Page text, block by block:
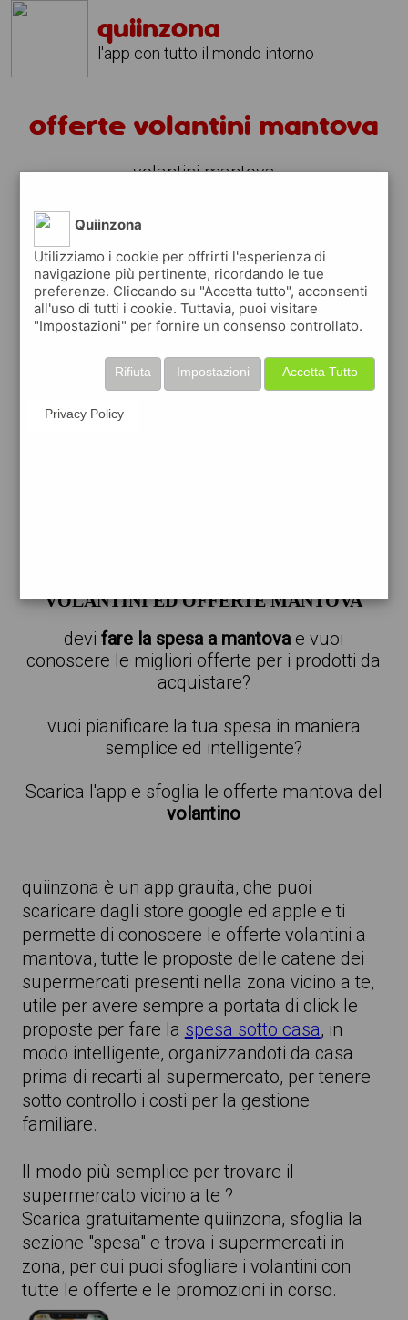
quiinzona
l'app con tutto il mondo intorno
offerte volantini mantova
volantini mantova
sfoglia
gratis volantini dei supermercati a
mantovain modofaciledal tuo cellulare
scopri le offerte in corso nei punti vendita
grazie ai volantini nella città dimantova
usa i volantini digitali ed aiuta l'ambiente,
carta
VOLANTINI ED OFFERTE MANTOVA
devifare la spesa a mantova e vuoi
conoscere le migliori offerte per i prodotti da
acquistare?
vuoi pianificare la tua spesa in maniera
semplice ed intelligente?
Scarica l'app e sfoglia le offerte mantova del
volantino
quiinzona è un app grauita, che puoi
scaricare dagli store google ed apple e ti
permette di conoscere le offerte volantini a
mantova, tutte le proposte delle catene dei
supermercati presenti nella zona vicino a te,
utile per avere sempre a portata di click le
proposte per fare la spesa sotto casa, in
modo intelligente, organizzandoti da casa
prima di recarti al supermercato, per tenere
sotto controllo i costi per la gestione
familiare.
Il modo più semplice per trovare il
supermercato vicino a te ?
Scarica gratuitamente quiinzona, sfoglia la
sezione "spesa" e trova i supermercati in
zona, per cui puoi sfogliare i volantini con
tutte le offerte e le promozioni in corso.
Quiinzona
Utilizziamo i cookie per offrirti l'esperienza di
navigazione più pertinente, ricordando le tue
preferenze. Cliccando su "Accetta tutto", acconsenti
all'uso di tutti i cookie. Tuttavia, puoi visitare
"Impostazioni" per fornire un consenso controllato.
Accetta Tutto
Impostazioni
Rifiuta
Privacy Policy